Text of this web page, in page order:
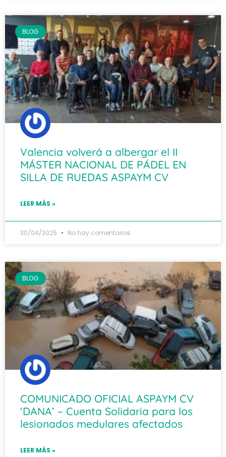
BLOG
Valencia volverá a albergar el II
MÁSTER NACIONAL DE PÁDEL EN
SILLA DE RUEDAS ASPAYM CV
LEER MÁS »
30/04/2025 No hay comentarios
BLOG
COMUNICADO OFICIAL ASPAYM CV
‘DANA’ – Cuenta Solidaria para los
lesionados medulares afectados
LEER MÁS »